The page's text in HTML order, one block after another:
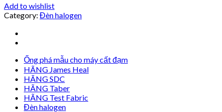
Add to wishlist
Category: Đèn halogen
Ống phá mẫu cho máy cất đạm
HÃNG James Heal
HÃNG SDC
HÃNG Taber
HÃNG Test Fabric
Đèn halogen